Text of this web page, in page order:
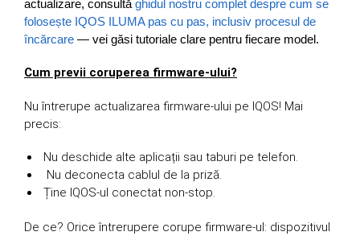
actualizare, consultă ghidul nostru complet despre cum se
folosește IQOS ILUMA pas cu pas, inclusiv procesul de
încărcare — vei găsi tutoriale clare pentru fiecare model.
Cum previi coruperea firmware-ului?
Nu întrerupe actualizarea firmware-ului pe IQOS! Mai
precis:
Nu deschide alte aplicații sau taburi pe telefon.
Nu deconecta cablul de la priză.
Ține IQOS-ul conectat non-stop.
De ce? Orice întrerupere corupe firmware-ul: dispozitivul